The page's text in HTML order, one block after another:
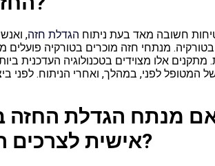
חשובה מאד בעת ניתוח הגדלת חזה,
בטורקיה. מנתחי חזה מוכרים בטורקיה פועלים
מתקנים אלו מצוידים בטכנולוגיה
המטופל לפני, במהלך, ואחרי הניתוח. לפני
מנתח הגדלת החזה
אישית לצרכים המיוחדים שלי ולמטרות האסתטיות שלי?